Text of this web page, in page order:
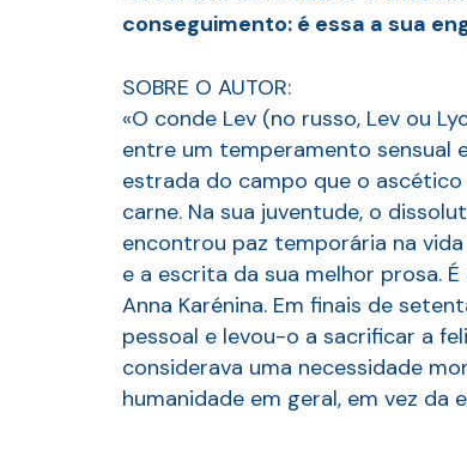
conseguimento: é essa a sua
SOBRE O AUTOR:
«O conde Lev (no russo, Lev ou
entre um temperamento sensual
estrada do campo que o
carne. Na sua juventude, o
encontrou paz temporária na
e a escrita da sua melhor prosa.
Anna Karénina. Em finais de
pessoal e levou-o a sacrificar a
considerava uma necessidade
humanidade em geral, em vez da